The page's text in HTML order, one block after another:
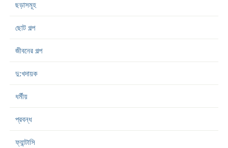
ছড়াসমূহ
ছোট গল্প
জীবনের গল্প
দু:খদায়ক
ধর্মীয়
প্রবন্ধ
ফ্যান্টাসি